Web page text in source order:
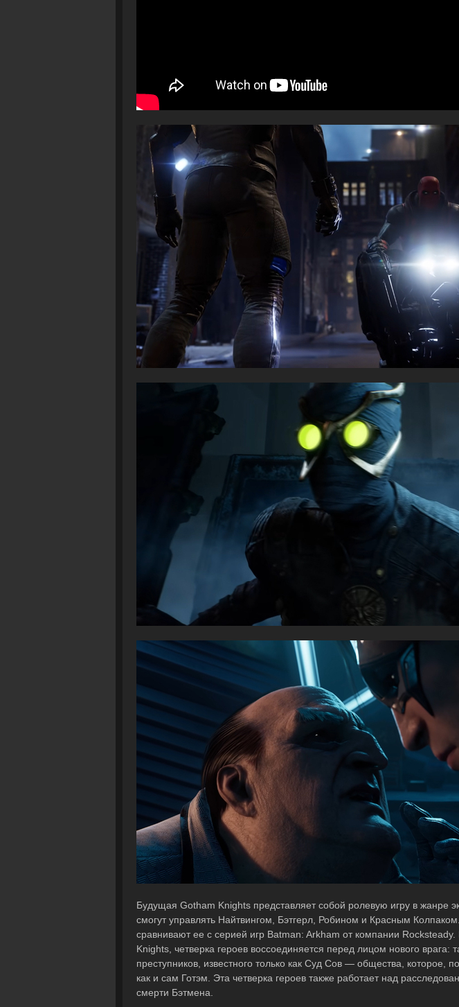
Будущая Gotham Knights представляет собой ролевую игру в жанре
смогут управлять Найтвингом, Бэтгерл, Робином и Красным
сравнивают ее с серией игр Batman: Arkham от компании
Knights, четверка героев воссоединяется перед лицом нового врага:
преступников, известного только как Суд Сов — общества, которое,
как и сам Готэм. Эта четверка героев также работает над
смерти Бэтмена.